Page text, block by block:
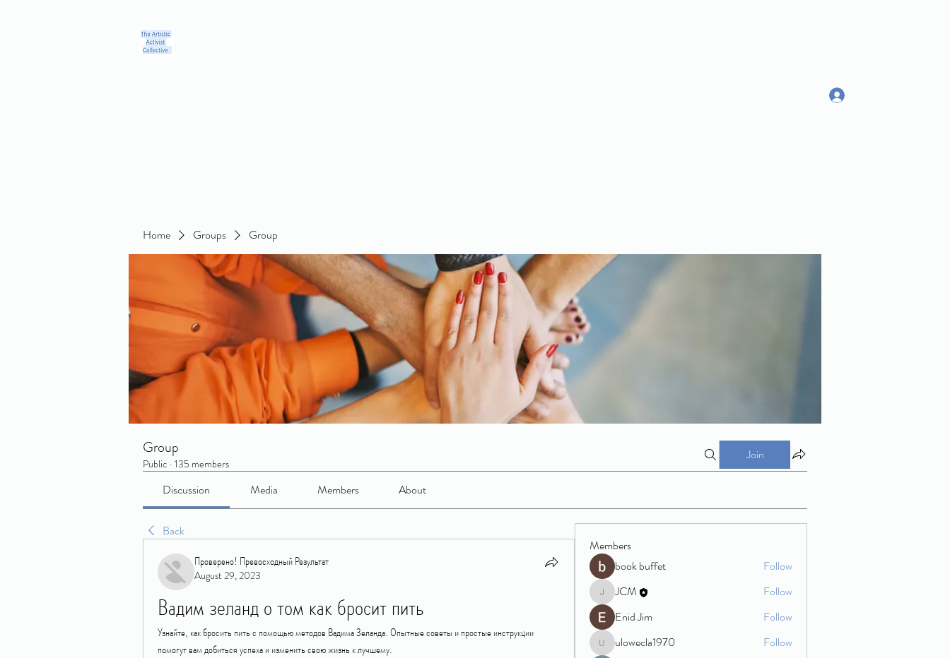
Home Groups Group
Group
Public · 135 members
Join
Discussion Media Members About
Back
Проверено! Превосходный Результат
August 29, 2023
Вадим зеланд о том как бросит пить
Узнайте, как бросить пить с помощью методов Вадима Зеланда. Опытные советы и простые инструкции
помогут вам добиться успеха и изменить свою жизнь к лучшему.
Members
book buffet
Follow
JCMJCM
Follow
Enid Jim
Follow
ulowecla1970
ulowecla1970
Follow